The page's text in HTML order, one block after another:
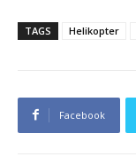
TAGS Helikopter
Facebook